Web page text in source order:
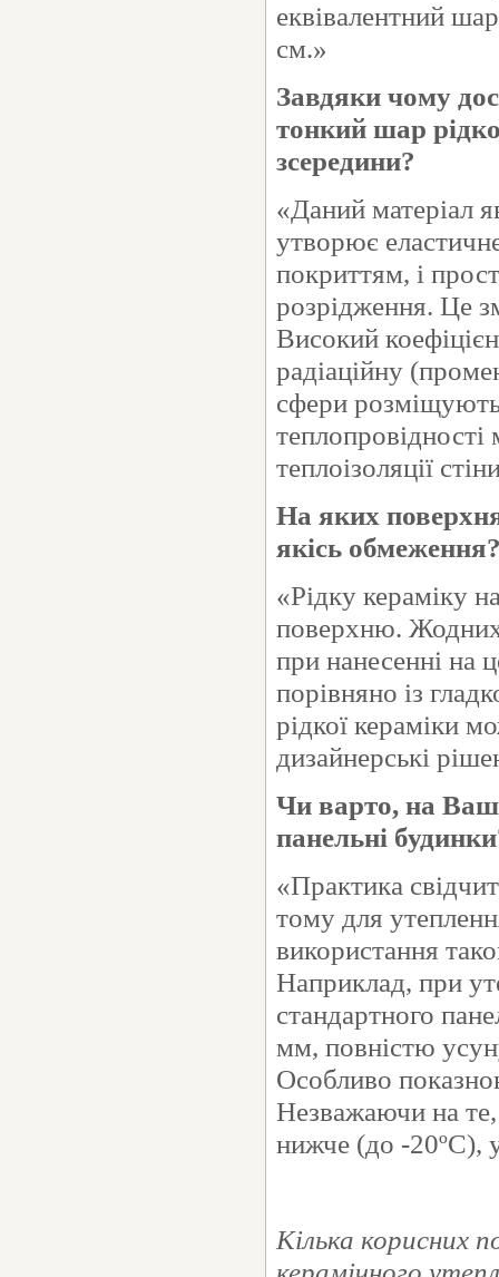
еквівалентний
см.»
Завдяки чому
тонкий шар
зсередини?
«Даний матеріал
утворює
покриттям, і
розрідження. Це
Високий
радіаційну
сфери
теплопровідності
теплоізоляції
На яких
якісь
«Рідку кераміку
поверхню.
при нанесенні на
порівняно із
рідкої кераміки
дизайнерські
Чи варто, на
панельні
«Практика
тому для
використання
Наприклад, при
стандартного
мм, повністю
Особливо
Незважаючи на те,
нижче (до -20ºС),
Кілька корисних